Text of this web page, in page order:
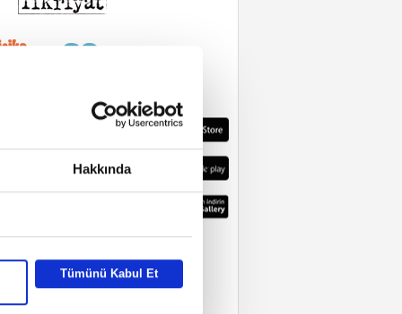
Hakkında
Tümünü Kabul Et